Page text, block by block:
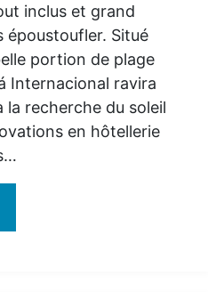
inclus et grand
époustoufler. Situé
portion de plage
Internacional ravira
la recherche du soleil
en hôtellerie